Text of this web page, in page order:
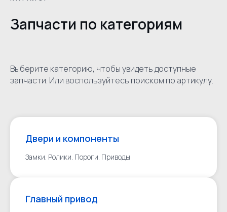
Запчасти по категориям
Выберите категорию, чтобы увидеть доступные
запчасти. Или воспользуйтесь поиском по артикулу.
Двери и компоненты
Замки. Ролики. Пороги. Приводы
Главный привод